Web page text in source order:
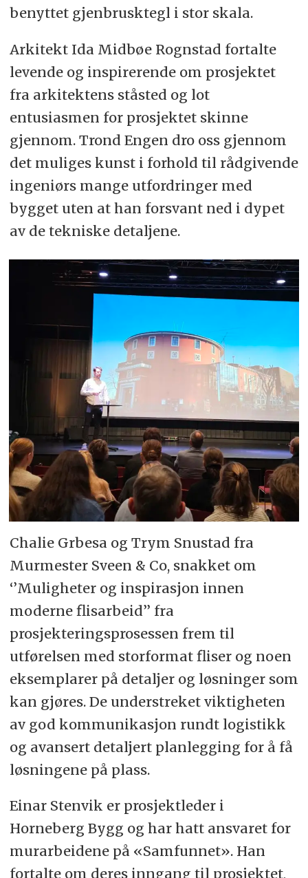
benyttet gjenbrusktegl i stor skala.
Arkitekt Ida Midbøe Rognstad fortalte
levende og inspirerende om prosjektet
fra arkitektens ståsted og lot
entusiasmen for prosjektet skinne
gjennom. Trond Engen dro oss gjennom
det muliges kunst i forhold til rådgivende
ingeniørs mange utfordringer med
bygget uten at han forsvant ned i dypet
av de tekniske detaljene.
Chalie Grbesa og Trym Snustad fra
Murmester Sveen & Co, snakket om
‘’Muligheter og inspirasjon innen
moderne flisarbeid’’ fra
prosjekteringsprosessen frem til
utførelsen med storformat fliser og noen
eksemplarer på detaljer og løsninger som
kan gjøres. De understreket viktigheten
av god kommunikasjon rundt logistikk
og avansert detaljert planlegging for å få
løsningene på plass.
Einar Stenvik er prosjektleder i
Horneberg Bygg og har hatt ansvaret for
murarbeidene på «Samfunnet». Han
fortalte om deres inngang til prosjektet,